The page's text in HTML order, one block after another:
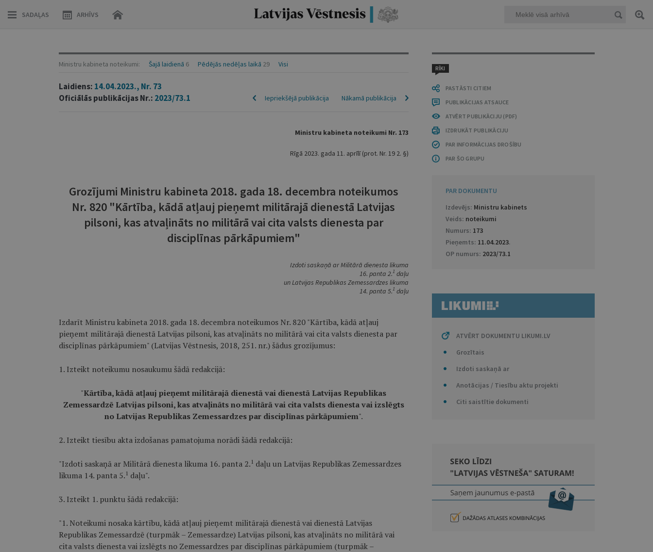
SADAĻAS ARHĪVS
RĪKI
PASTĀSTI CITIEM
PUBLIKĀCIJAS ATSAUCE
ATVĒRT PUBLIKĀCIJU (PDF)
IZDRUKĀT PUBLIKĀCIJU
PAR INFORMĀCIJAS DROŠĪBU
PAR ŠO GRUPU
PAR DOKUMENTU
Izdevējs: Ministru kabinets
Veids: noteikumi
Numurs: 173
Pieņemts: 11.04.2023.
OP numurs: 2023/73.1
ATVĒRT DOKUMENTU LIKUMI.LV
Grozītais
Izdoti saskaņā ar
Anotācijas / Tiesību aktu projekti
Citi saistītie dokumenti
Ministru kabineta noteikumi: Šajā laidienā 6 Pēdējās nedēļas laikā 29 Visi
Laidiens: 14.04.2023., Nr. 73
Oficiālās publikācijas Nr.: 2023/73.1 Nākamā publikācija
Iepriekšējā publikācija
Ministru kabineta noteikumi Nr. 173
Rīgā 2023. gada 11. aprīlī (prot. Nr. 19 2. §)
Grozījumi Ministru kabineta 2018. gada 18. decembra noteikumos
Nr. 820 "Kārtība, kādā atļauj pieņemt militārajā dienestā Latvijas
pilsoni, kas atvaļināts no militārā vai cita valsts dienesta par
disciplīnas pārkāpumiem"
Izdoti saskaņā ar Militārā dienesta likuma
16. panta 2.1 daļu
un Latvijas Republikas Zemessardzes likuma
14. panta 5.1 daļu
Izdarīt Ministru kabineta 2018. gada 18. decembra noteikumos Nr. 820 "Kārtība, kādā atļauj
pieņemt militārajā dienestā Latvijas pilsoni, kas atvaļināts no militārā vai cita valsts dienesta par
disciplīnas pārkāpumiem" (Latvijas Vēstnesis, 2018, 251. nr.) šādus grozījumus:
1. Izteikt noteikumu nosaukumu šādā redakcijā:
"Kārtība, kādā atļauj pieņemt militārajā dienestā vai dienestā Latvijas Republikas
Zemessardzē Latvijas pilsoni, kas atvaļināts no militārā vai cita valsts dienesta vai izslēgts
no Latvijas Republikas Zemessardzes par disciplīnas pārkāpumiem".
2. Izteikt tiesību akta izdošanas pamatojuma norādi šādā redakcijā:
"Izdoti saskaņā ar Militārā dienesta likuma 16. panta 2. 1 daļu un Latvijas Republikas Zemessardzes
likuma 14. panta 5. 1 daļu".
3. Izteikt 1. punktu šādā redakcijā:
"1. Noteikumi nosaka kārtību, kādā atļauj pieņemt militārajā dienestā vai dienestā Latvijas
Republikas Zemessardzē (turpmāk – Zemessardze) Latvijas pilsoni, kas atvaļināts no militārā vai
cita valsts dienesta vai izslēgts no Zemessardzes par disciplīnas pārkāpumiem (turpmāk –